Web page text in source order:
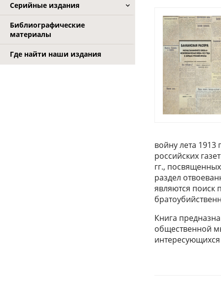
Серийные издания
Библиографические
материалы
Где найти наши издания
войну лета 1913
российских
гг.,
раздел
являются поиск
Книга
общественной